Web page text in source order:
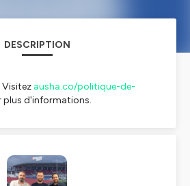
DESCRIPTION
Visitez ausha.co/politique-de-
plus d'informations.